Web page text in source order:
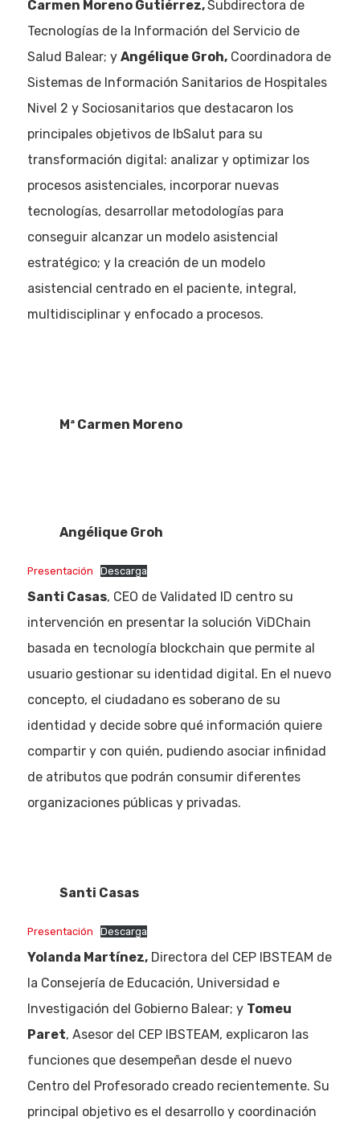
Carmen Moreno Gutiérrez,Subdirectora de
Tecnologías de la Información del Servicio de
Salud Balear; y Angélique Groh,Coordinadora de
Sistemas de Información Sanitarios de Hospitales
Nivel 2 y Sociosanitarios que destacaron los
principales objetivos de IbSalut para su
transformación digital: analizar y optimizar los
procesos asistenciales, incorporar nuevas
tecnologías, desarrollar metodologías para
conseguir alcanzar un modelo asistencial
estratégico; y la creación de un modelo
asistencial centrado en el paciente, integral,
multidisciplinar y enfocado a procesos.
Mª Carmen Moreno
Angélique Groh
Presentación Descarga
Santi Casas, CEO de Validated ID centro su
intervención en presentar la solución ViDChain
basada en tecnología blockchain que permite al
usuario gestionar su identidad digital. En el nuevo
concepto, el ciudadano es soberano de su
identidad y decide sobre qué información quiere
compartir y con quién, pudiendo asociar infinidad
de atributos que podrán consumir diferentes
organizaciones públicas y privadas.
Santi Casas
Presentación Descarga
Yolanda Martínez,Directora del CEP IBSTEAM de
la Consejería de Educación, Universidad e
Investigación del Gobierno Balear; y Tomeu
Paret, Asesor del CEP IBSTEAM, explicaron las
funciones que desempeñan desde el nuevo
Centro del Profesorado creado recientemente. Su
principal objetivo es el desarrollo y coordinación